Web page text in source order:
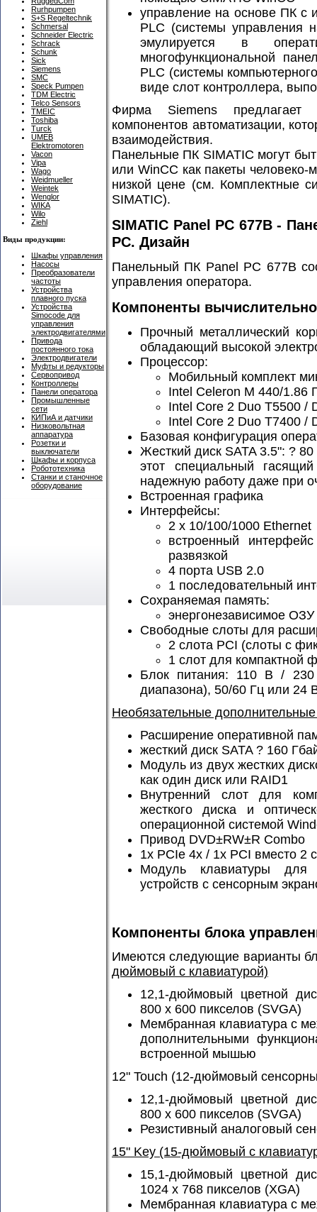
Rurhpumpen
S+S Regeltechnik
Schmersal
Schneider Electric
Schrack
Schunk
Sick
Siemens
SMC
Speck Pumpen
TDM Electric
Telco Sensors
TMEIC
Toshiba
Turck
UMEB
Elektromotoren
Vacon
Vipa
Wago
Weidmueller
Weintek
Wenglor
WIKA
Wilo
Ziehl
Виды продукции:
Шкафы управления
Насосы
Преобразователи
частоты
Устройства
плавного пуска
Устройства
Simocode для
управления
электродвигателями
Привода
постоянного тока
Электродвигатели
Муфты и редукторы
Сервопривод
Контроллеры
Панели оператора
Промышленные
сети
КИПиА и датчики
Низковольтная
аппаратура
Розетки и
выключатели
Шкафы и корпуса
Робототехника
Станки и станочное
оборудование
управление на основе ПК с
PLC (системы управления
эмулируется в
многофункциональной
PLC (системы
виде слот контроллера,
Фирма Siemens предлагает
компонентов автоматизации,
взаимодействия.
Панельные ПК SIMATIC могут
или WinCC как пакеты
низкой цене (см. Комплектные
SIMATIC).
SIMATIC Panel PC 677B -
PC. Дизайн
Панельный ПК Panel PC 677B
управления оператора.
Компоненты
Прочный металлический
обладающий высокой
Процессор:
Мобильный комплект
Intel Celeron M 440/1.86
Intel Core 2 Duo T5500
Intel Core 2 Duo T7400 /
Базовая конфигурация
Жесткий диск SATA 3.5": ? 80
этот специальный
надежную работу даже при
Встроенная графика
Интерфейсы:
2 x 10/100/1000 Ethernet
встроенный
развязкой
4 порта USB 2.0
1 последовательный
Сохраняемая память:
энергонезависимое
Свободные слоты для
2 слота PCI (слоты с
1 слот для
Блок питания: 110 В / 230
диапазона), 50/60 Гц или 24
Необязательные
Расширение оперативной
жесткий диск SATA ? 160
Модуль из двух жестких
как один диск или RAID1
Внутренний слот для
жесткого диска и
операционной системой
Привод DVD±RW±R Combo
1x PCIe 4x / 1x PCI вместо 2
Модуль клавиатуры для
устройств с сенсорным
Компоненты блока
Имеются следующие варианты
дюймовый с клавиатурой)
12,1-дюймовый цветной
800 x 600 пикселов (SVGA)
Мембранная клавиатура с
дополнительными
встроенной мышью
12" Touch (12-дюймовый
12,1-дюймовый цветной
800 x 600 пикселов (SVGA)
Резистивный аналоговый
15" Key (15-дюймовый с
15,1-дюймовый цветной
1024 x 768 пикселов (XGA)
Мембранная клавиатура с